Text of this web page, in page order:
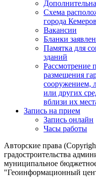
Схема
города
Вакансии
Бланки
Памятка для
зданий
Рассмотрение
размещения
сооружением,
или других
вблизи их
Запись на прием
Запись онлайн
Часы работы
Авторские права
градостроительства
муниципальное
"Геоинформационный